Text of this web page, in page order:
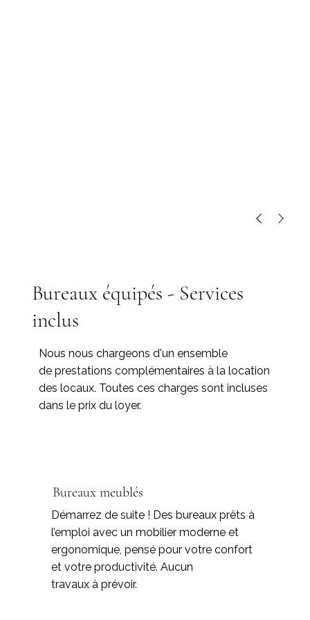
Bureaux équipés - Services
inclus
Nous nous chargeons d'un ensemble
de prestations complémentaires à la location
des locaux. Toutes ces charges sont incluses
dans le prix du loyer.
Bureaux meublés
Démarrez de suite ! Des bureaux prêts à
l’emploi avec un mobilier moderne et
ergonomique, pensé pour votre confort
et votre productivité. Aucun
travaux à prévoir.